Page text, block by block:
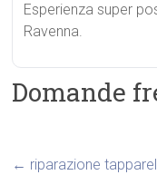
Esperienza super
Ravenna.
Domande
← riparazione